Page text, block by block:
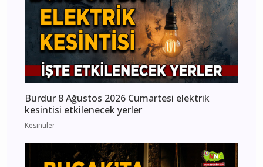
Burdur 8 Ağustos 2026 Cumartesi elektrik
kesintisi etkilenecek yerler
Kesintiler